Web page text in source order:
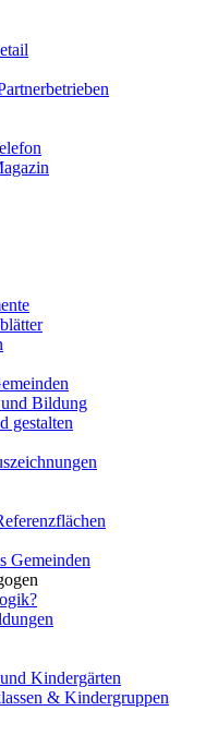
Bildung
gestalten
Gemeinden
Kindergärten
& Kindergruppen